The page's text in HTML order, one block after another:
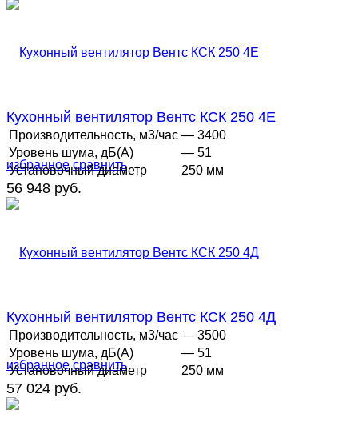
избранное сравнить
Кухонный вентилятор Вентс КСК 250 4Е
Производительность, м3/час — 3400
Уровень шума, дБ(А)
— 51
Установочный диаметр
250 мм
56 948 руб.
избранное сравнить
Кухонный вентилятор Вентс КСК 250 4Д
Производительность, м3/час — 3500
Уровень шума, дБ(А)
— 51
Установочный диаметр
250 мм
57 024 руб.